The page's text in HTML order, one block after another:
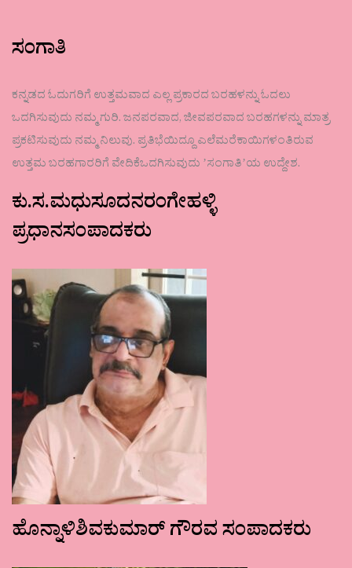
ಸಂಗಾತಿ
ಕನ್ನಡದ ಓದುಗರಿಗೆ ಉತ್ತಮವಾದ ಎಲ್ಲ ಪ್ರಕಾರದ ಬರಹಳನ್ನು ಓದಲು
ಒದಗಿಸುವುದು ನಮ್ಮ ಗುರಿ. ಜನಪರವಾದ, ಜೀವಪರವಾದ ಬರಹಗಳನ್ನು ಮಾತ್ರ
ಪ್ರಕಟಿಸುವುದು ನಮ್ಮ ನಿಲುವು. ಪ್ರತಿಭೆಯಿದ್ದೂ ಎಲೆಮರೆಕಾಯಿಗಳಂತಿರುವ
ಉತ್ತಮ ಬರಹಗಾರರಿಗೆ ವೇದಿಕೆಒದಗಿಸುವುದು ʼಸಂಗಾತಿʼಯ ಉದ್ದೇಶ.
ಕು.ಸ.ಮಧುಸೂದನರಂಗೇಹಳ್ಳಿ
ಪ್ರಧಾನಸಂಪಾದಕರು
ಹೊನ್ನಾಳಿಶಿವಕುಮಾರ್ ಗೌರವ ಸಂಪಾದಕರು